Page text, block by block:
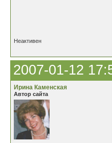
Неактивен
2007-01-12
Ирина Каменская
Автор сайта